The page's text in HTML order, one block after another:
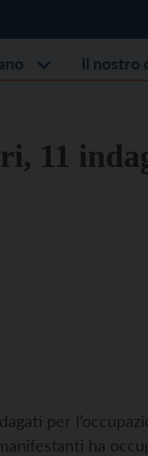
Il nostro
11
per
ha